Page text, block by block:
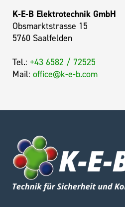
K-E-B Elektrotechnik GmbH
Obsmarktstrasse 15
5760 Saalfelden
Tel.: +43 6582 / 72525
Mail: office@k-e-b.com